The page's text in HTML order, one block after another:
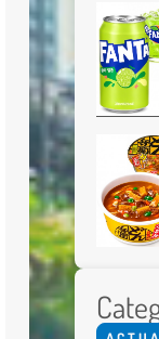
Enviar